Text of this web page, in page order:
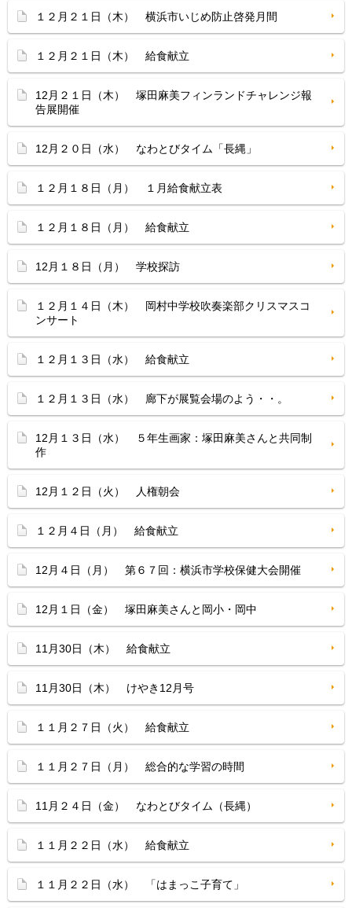
１２月２１日（木） 横浜市いじめ防止啓発月間
１２月２１日（木） 給食献立
12月２１日（木） 塚田麻美フィンランドチャレンジ報
告展開催
12月２０日（水） なわとびタイム「長縄」
１２月１８日（月） １月給食献立表
１２月１８日（月） 給食献立
12月１８日（月） 学校探訪
１２月１４日（木） 岡村中学校吹奏楽部クリスマスコ
ンサート
１２月１３日（水） 給食献立
１２月１３日（水） 廊下が展覧会場のよう・・。
12月１３日（水） ５年生画家：塚田麻美さんと共同制
作
12月１２日（火） 人権朝会
１２月４日（月） 給食献立
12月４日（月） 第６７回：横浜市学校保健大会開催
12月１日（金） 塚田麻美さんと岡小・岡中
11月30日（木） 給食献立
11月30日（木） けやき12月号
１１月２７日（火） 給食献立
１１月２７日（月） 総合的な学習の時間
11月２４日（金） なわとびタイム（長縄）
１１月２２日（水） 給食献立
１１月２２日（水） 「はまっこ子育て」